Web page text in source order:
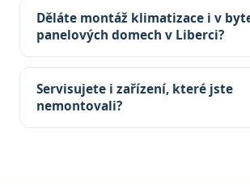
Děláte montáž klimatizace i v
panelových domech v Liberci?
Servisujete i zařízení, které jste
nemontovali?